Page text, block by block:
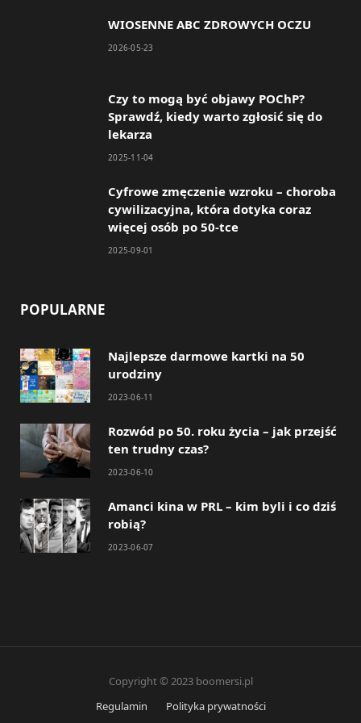
b
k
a
a
WIOSENNE ABC ZDROWYCH OCZU
2026-05-23
Czy to mogą być objawy POChP?
Sprawdź, kiedy warto zgłosić się do
lekarza
2025-11-04
Cyfrowe zmęczenie wzroku – choroba
cywilizacyjna, która dotyka coraz
więcej osób po 50-tce
2025-09-01
POPULARNE
Najlepsze darmowe kartki na 50
urodziny
2023-06-11
Rozwód po 50. roku życia – jak przejść
ten trudny czas?
2023-06-10
Amanci kina w PRL – kim byli i co dziś
robią?
2023-06-07
Copyright © 2023 boomersi.pl
Regulamin
Polityka prywatności